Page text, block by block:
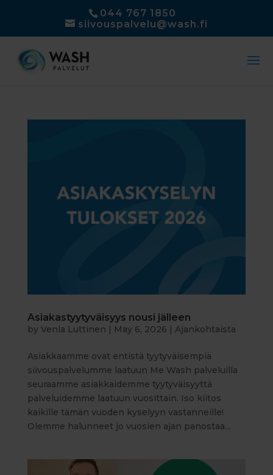
044 767 1850
siivouspalvelu@wash.fi
Asiakastyytyväisyys nousi jälleen
by Venla Luttinen | May 6, 2026 | Ajankohtaista
Asiakkaamme ovat entistä tyytyväisempiä
siivouspalvelumme laatuun Me Wash palveluilla
seuraamme asiakkaidemme tyytyväisyyttä
palveluidemme laatuun vuosittain. Iso kiitos
kaikille tämän vuoden kyselyyn vastanneille!
Olemme halunneet jo vuosien ajan panostaa...